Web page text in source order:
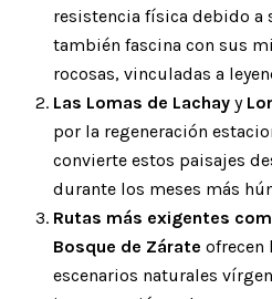
resistencia física debido a
también fascina con sus
rocosas, vinculadas a
Las Lomas de Lachay y
por la regeneración
convierte estos paisajes
durante los meses más
Rutas más exigentes
Bosque de Zárate ofrecen
escenarios naturales